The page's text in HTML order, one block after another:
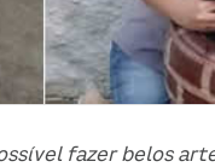
fazer belos